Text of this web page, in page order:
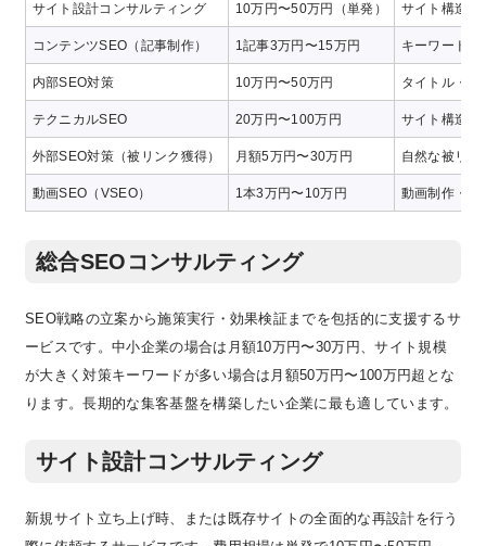
サイト設計コンサルティング 10万円〜50万円（単発） サイト構造・
コンテンツSEO（記事制作） 1記事3万円〜15万円 キーワード選
内部SEO対策 10万円〜50万円 タイトル・
テクニカルSEO 20万円〜100万円 サイト構造
外部SEO対策（被リンク獲得） 月額5万円〜30万円 自然な被リ
動画SEO（VSEO） 1本3万円〜10万円 動画制作・タ
総合SEOコンサルティング
SEO戦略の立案から施策実行・効果検証までを包括的に支援するサ
ービスです。中小企業の場合は月額10万円〜30万円、サイト規模
が大きく対策キーワードが多い場合は月額50万円〜100万円超とな
ります。長期的な集客基盤を構築したい企業に最も適しています。
サイト設計コンサルティング
新規サイト立ち上げ時、または既存サイトの全面的な再設計を行う